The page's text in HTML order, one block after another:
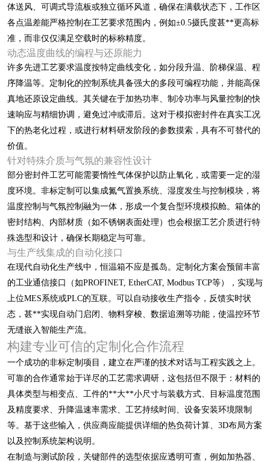
体送风、可调式导流板或独立循环风道，确保在满载状态下，工作区
各点温差能严格控制在工艺要求范围内，例如±0.5摄氏度甚**更高标
准，而非仅仅满足空载时的标称精度。
动态温度曲线的编程与还原能力
许多先进工艺要求温度按特定曲线变化，如分段升温、阶梯保温、程
序降温等。定制化的控制系统具备强大的多段可编程功能，并能高保
真地还原设定曲线。其关键在于加热功率、制冷功率与风量控制的快
速响应与精细协调，避免过冲或滞后。这对于模拟密封件在真实工况
下的热老化过程，或进行材料研发阶段的参数摸索，具有不可替代的
价值。
针对特殊介质与气氛的兼容性设计
部分密封件工艺可能需要惰性气体保护以防止氧化，或需要一定的湿
度环境。非标定制可以集成氮气置换系统、湿度发生与控制模块，将
温度控制与气氛控制融为一体，形成一个复合型环境模拟舱。箱体的
密封结构、内部材质（如不锈钢表面处理）也会根据工艺介质进行特
殊选型和设计，确保长期稳定与可靠。
与生产线集成的自动化接口
在现代自动化生产线中，恒温箱不应是孤岛。定制化方案会预留丰富
的工业通信接口（如PROFINET, EtherCAT, Modbus TCP等），实现与
上位MES系统或PLC的互联。可以自动接收生产指令，反馈实时状
态，甚**实现自动门启闭、物料穿梭、数据追溯等功能，使温控环节
无缝嵌入智能生产流。
构建专业可信的定制化合作流程
一个成功的非标定制项目，建立在严谨的技术对话与工程实践之上。
可靠的合作通常始于详尽的工艺需求调研，这包括但不限于：材料的
具体类型与相变点、工件的**大**小尺寸与装载方式、目标温度范围
及精度要求、升降温速率需求、工艺持续时间、设备安装环境限制
等。基于这些输入，供应商应能提供详细的热负荷计算、3D布局方案
以及控制系统架构说明。
在制造与测试阶段，关键部件的选型依据应透明可查，例如加热器、